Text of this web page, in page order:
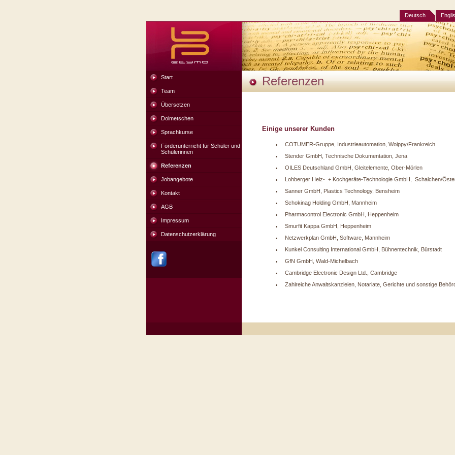
Deutsch
Start
Team
Übersetzen
Dolmetschen
Sprachkurse
Förderunterricht für Schüler und
Schülerinnen
Referenzen
Jobangebote
Kontakt
AGB
Impressum
Datenschutzerklärung
Referenzen
Einige unserer Kunden
COTUMER-Gruppe, Industrieautomation, Woippy/Frankreich
Stender GmbH, Technische Dokumentation, Jena
OILES Deutschland GmbH, Gleitelemente, Ober-Mörlen
Lohberger Heiz- + Kochgeräte-Technologie GmbH, Schalchen/
Sanner GmbH, Plastics Technology, Bensheim
Schokinag Holding GmbH, Mannheim
Pharmacontrol Electronic GmbH, Heppenheim
Smurfit Kappa GmbH, Heppenheim
Netzwerkplan GmbH, Software, Mannheim
Kunkel Consulting International GmbH, Bühnentechnik, Bürstadt
GfN GmbH, Wald-Michelbach
Cambridge Electronic Design Ltd., Cambridge
Zahlreiche Anwaltskanzleien, Notariate, Gerichte und sonstige